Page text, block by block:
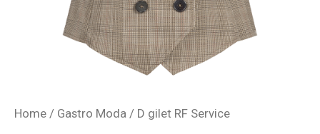
Home / Gastro Moda / D gilet RF Service